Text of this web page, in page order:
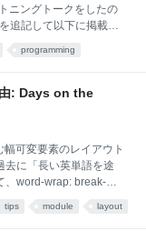
ニングトークをしたの
追記して以下に掲載し
262 6th Edtition)
やアロー関数の追加は
でしょうが、ここでは
します。 Unicodeの符
programming
: Days on the
可変要素のレイアウト
去に「長い英単語を途
、word-wrap: break-
は注意が必要 (word-
と述べたのですが、似
tips module layout